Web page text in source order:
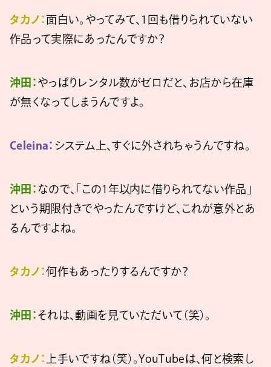
タカノ： 面白い。やってみて、1回も借りられていない
作品って実際にあったんですか？
沖田： やっぱりレンタル数がゼロだと、お店から在庫
が無くなってしまうんですよ。
Celeina： システム上、すぐに外されちゃうんですね。
沖田： なので、「この1年以内に借りられてない作品」
という期限付きでやったんですけど、これが意外とあ
るんですよね。
タカノ：何作もあったりするんですか？
沖田： それは、動画を見ていただいて（笑）。
タカノ：
上手いですね（笑）。YouTubeは、何と検索し